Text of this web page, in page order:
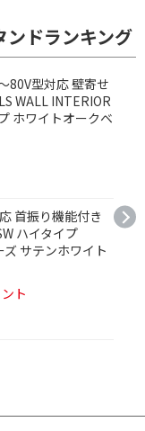
ンドランキング
80V型対応 壁寄せ
WALL INTERIOR
ホワイトオークベ
首振り機能付き
ハイタイプ
ズ サテンホワイト
ト